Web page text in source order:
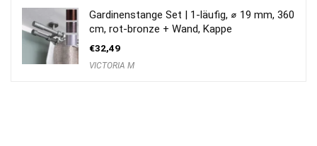
Gardinenstange Set | 1-läufig, ⌀ 19 mm, 360
cm, rot-bronze + Wand, Kappe
€32,49
VICTORIA M